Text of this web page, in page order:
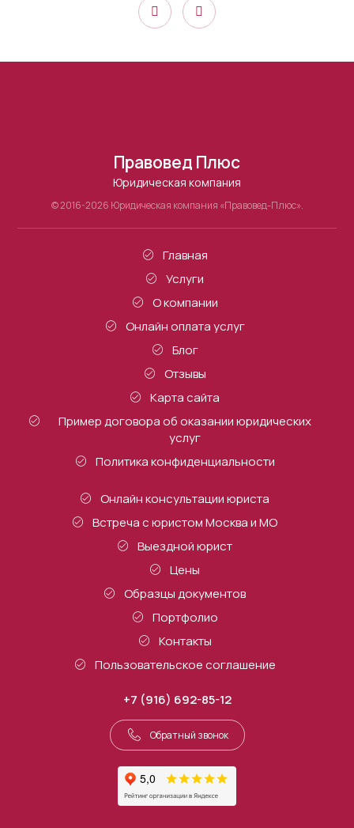
Правовед Плюс
Юридическая компания
© 2016-2026 Юридическая компания «Правовед-Плюс».
Главная
Услуги
О компании
Онлайн оплата услуг
Блог
Отзывы
Карта сайта
Пример договора об оказании юридических
услуг
Политика конфиденциальности
Онлайн консультации юриста
Встреча с юристом Москва и МО
Выездной юрист
Цены
Образцы документов
Портфолио
Контакты
Пользовательское соглашение
+7 (916) 692-85-12
Обратный звонок